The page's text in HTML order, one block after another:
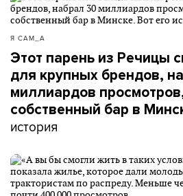
Я САМ_А
Этот парень из Речицы
для крупных брендов,
миллиардов
собственный бар в
история